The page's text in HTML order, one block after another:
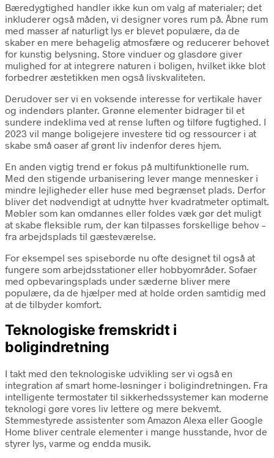
Bæredygtighed handler ikke kun om valg af materialer; det
inkluderer også måden, vi designer vores rum på. Åbne rum
med masser af naturligt lys er blevet populære, da de
skaber en mere behagelig atmosfære og reducerer behovet
for kunstig belysning. Store vinduer og glasdøre giver
mulighed for at integrere naturen i boligen, hvilket ikke blot
forbedrer æstetikken men også livskvaliteten.
Derudover ser vi en voksende interesse for vertikale haver
og indendørs planter. Grønne elementer bidrager til et
sundere indeklima ved at rense luften og tilføre fugtighed. I
2023 vil mange boligejere investere tid og ressourcer i at
skabe små oaser af grønt liv indenfor deres hjem.
En anden vigtig trend er fokus på multifunktionelle rum.
Med den stigende urbanisering lever mange mennesker i
mindre lejligheder eller huse med begrænset plads. Derfor
bliver det nødvendigt at udnytte hver kvadratmeter optimalt.
Møbler som kan omdannes eller foldes væk gør det muligt
at skabe fleksible rum, der kan tilpasses forskellige behov –
fra arbejdsplads til gæsteværelse.
For eksempel ses spiseborde nu ofte designet til også at
fungere som arbejdsstationer eller hobbyområder. Sofaer
med opbevaringsplads under sæderne bliver mere
populære, da de hjælper med at holde orden samtidig med
at de tilbyder komfort.
Teknologiske fremskridt i
boligindretning
I takt med den teknologiske udvikling ser vi også en
integration af smart home-løsninger i boligindretningen. Fra
intelligente termostater til sikkerhedssystemer kan moderne
teknologi gøre vores liv lettere og mere bekvemt.
Stemmestyrede assistenter som Amazon Alexa eller Google
Home bliver centrale elementer i mange husstande, hvor de
styrer lys, varme og endda musik.